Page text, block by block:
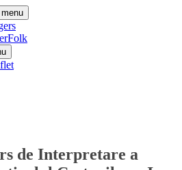
de Interpretare a